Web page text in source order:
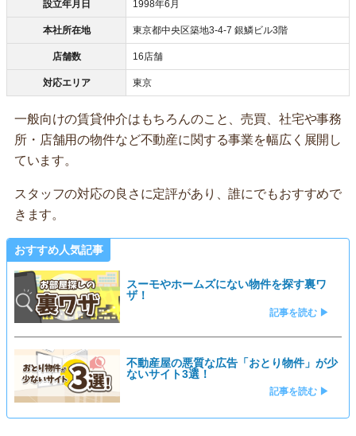
設立年月日 1998年6月
本社所在地 東京都中央区築地3-4-7 銀鱗ビル3階
店舗数 16店舗
対応エリア 東京
一般向けの賃貸仲介はもちろんのこと、売買、社宅や事務
所・店舗用の物件など不動産に関する事業を幅広く展開し
ています。
スタッフの対応の良さに定評があり、誰にでもおすすめで
きます。
おすすめ人気記事
スーモやホームズにない物件を探す裏ワ
ザ！
記事を読む ▶
不動産屋の悪質な広告「おとり物件」が少
ないサイト3選！
記事を読む ▶